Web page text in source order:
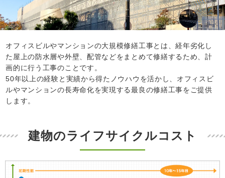
オフィスビルやマンションの大規模修繕工事とは、経年劣化し
た屋上の防水層や外壁、配管などをまとめて修繕するため、計
画的に行う工事のことです。
50年以上の経験と実績から得たノウハウを活かし、オフィスビ
ルやマンションの長寿命化を実現する最良の修繕工事をご提供
します。
建物のライフサイクルコスト